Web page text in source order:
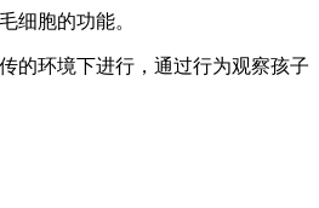
细胞的功能。
的环境下进行，通过行为观察孩子